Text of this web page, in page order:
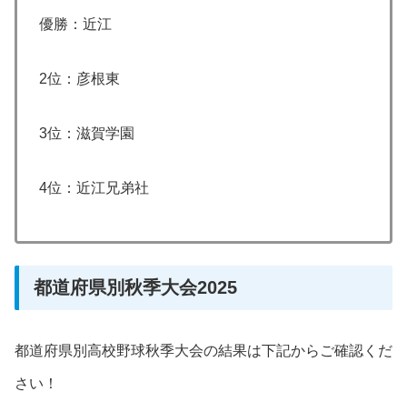
優勝：近江
2位：彦根東
3位：滋賀学園
4位：近江兄弟社
都道府県別秋季大会2025
都道府県別高校野球秋季大会の結果は下記からご確認くだ
さい！